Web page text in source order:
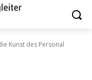
Kunst des Personal